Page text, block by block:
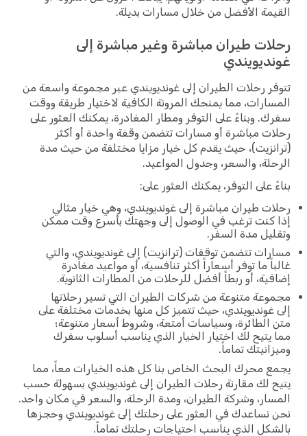
القيمة الأفضل من خلال مسارات بديلة.
رحلات طيران مباشرة وغير مباشرة إلى
غونديويندي
تتوفر رحلات الطيران إلى غونديويندي عبر مجموعة واسعة من
المسارات، مما يمنحك المرونة الكافية لاختيار طريقة ووقت
سفرك. وبناءً على التوفر ومطار المغادرة، يمكنك العثور على
رحلات مباشرة أو مسارات تتضمن وقفة واحدة أو أكثر
(ترانزيت)، حيث يقدم كل خيار مزايا مختلفة من حيث مدة
الرحلة، والسعر، وجدول المواعيد.
بناءً على التوفر، يمكنك العثور على:
رحلات طيران مباشرة إلى غونديويندي، وهي خيار مثالي
إذا كنت ترغب في الوصول إلى وجهتك بأسرع وقت ممكن
وتقليل مدة السفر.
مسارات تتضمن توقفات (ترانزيت) إلى غونديويندي، والتي
غالباً ما توفر أسعاراً أكثر تنافسية، أو مواعيد مغادرة
إضافية، أو ربطاً أفضل للرحلات من المطارات الثانوية.
مجموعة متنوعة من شركات الطيران التي تسير رحلاتها
إلى غونديويندي، حيث تتميز كل منها بخدمات مختلفة على
متن الطائرة، وسياسات أمتعة، وشروط أسعار متنوعة؛
مما يتيح لك اختيار الخيار الذي يناسب أسلوب سفرك
وميزانيتك تماماً.
يجمع محرك البحث الخاص بنا كل هذه الخيارات معاً، مما
يتيح لك مقارنة رحلات الطيران إلى غونديويندي بسهولة حسب
المسار، وشركة الطيران، ومدة الرحلة، والسعر في مكان واحد.
نحن نساعدك في العثور على رحلتك إلى غونديويندي وحجزها
بالشكل الذي يناسب احتياجات رحلتك تماماً.